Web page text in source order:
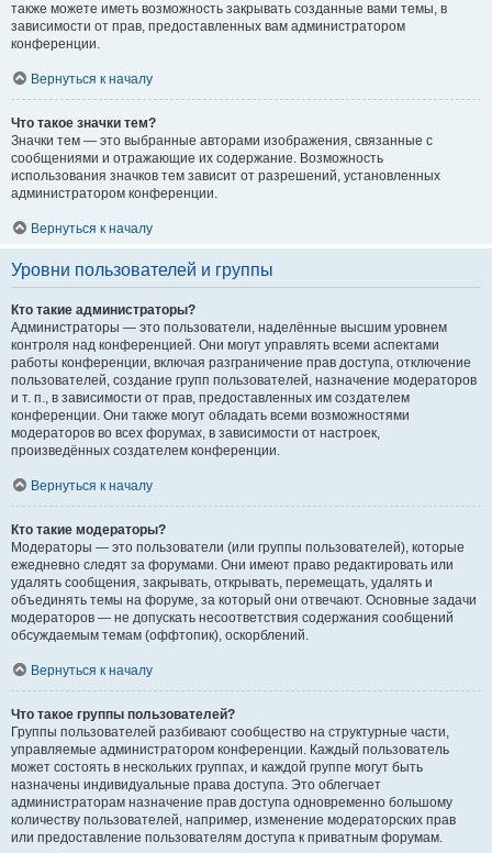
также можете иметь возможность закрывать созданные вами темы, в
зависимости от прав, предоставленных вам администратором
конференции.
Вернуться к началу
Что такое значки тем?
Значки тем — это выбранные авторами изображения, связанные с
сообщениями и отражающие их содержание. Возможность
использования значков тем зависит от разрешений, установленных
администратором конференции.
Вернуться к началу
Уровни пользователей и группы
Кто такие администраторы?
Администраторы — это пользователи, наделённые высшим уровнем
контроля над конференцией. Они могут управлять всеми аспектами
работы конференции, включая разграничение прав доступа, отключение
пользователей, создание групп пользователей, назначение модераторов
и т. п., в зависимости от прав, предоставленных им создателем
конференции. Они также могут обладать всеми возможностями
модераторов во всех форумах, в зависимости от настроек,
произведённых создателем конференции.
Вернуться к началу
Кто такие модераторы?
Модераторы — это пользователи (или группы пользователей), которые
ежедневно следят за форумами. Они имеют право редактировать или
удалять сообщения, закрывать, открывать, перемещать, удалять и
объединять темы на форуме, за который они отвечают. Основные задачи
модераторов — не допускать несоответствия содержания сообщений
обсуждаемым темам (оффтопик), оскорблений.
Вернуться к началу
Что такое группы пользователей?
Группы пользователей разбивают сообщество на структурные части,
управляемые администратором конференции. Каждый пользователь
может состоять в нескольких группах, и каждой группе могут быть
назначены индивидуальные права доступа. Это облегчает
администраторам назначение прав доступа одновременно большому
количеству пользователей, например, изменение модераторских прав
или предоставление пользователям доступа к приватным форумам.